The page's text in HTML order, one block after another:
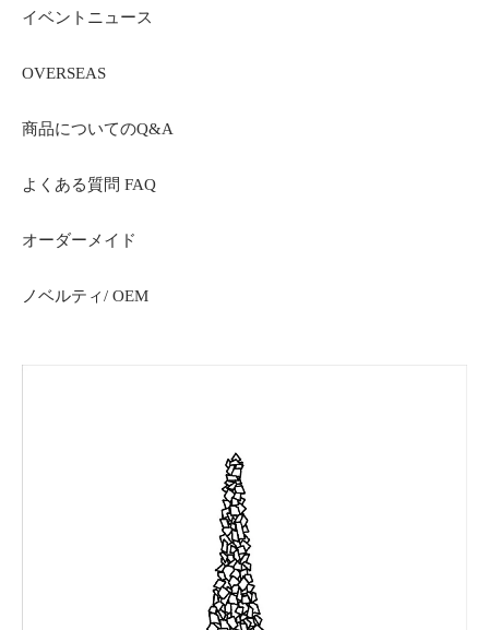
イベントニュース
OVERSEAS
商品についてのQ&A
よくある質問 FAQ
オーダーメイド
ノベルティ/ OEM